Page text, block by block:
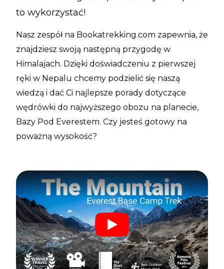
to wykorzystać!
Nasz zespół na Bookatrekking.com zapewnia, że
znajdziesz swoją następną przygodę w
Himalajach. Dzięki doświadczeniu z pierwszej
ręki w Nepalu chcemy podzielić się naszą
wiedzą i dać Ci najlepsze porady dotyczące
wędrówki do najwyższego obozu na planecie,
Bazy Pod Everestem. Czy jesteś gotowy na
poważną wysokość?